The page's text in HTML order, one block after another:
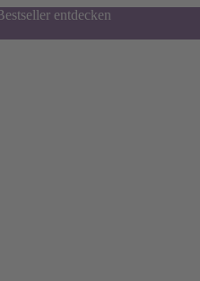
entdecken